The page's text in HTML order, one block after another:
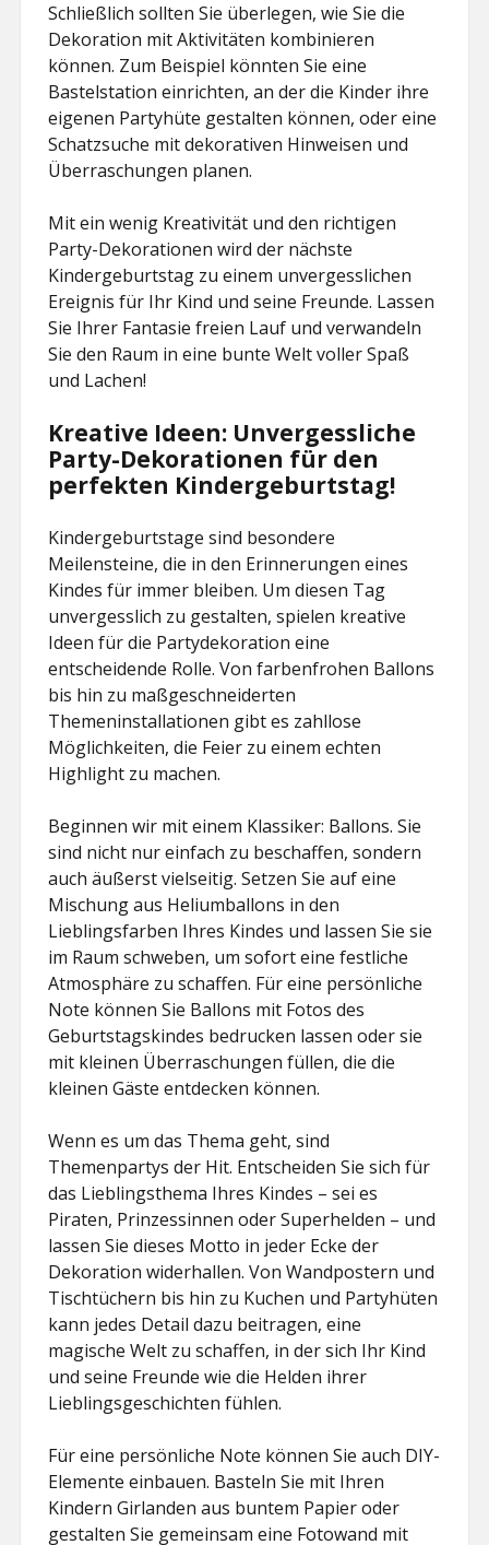
Schließlich sollten Sie überlegen, wie Sie die
Dekoration mit Aktivitäten kombinieren
können. Zum Beispiel könnten Sie eine
Bastelstation einrichten, an der die Kinder ihre
eigenen Partyhüte gestalten können, oder eine
Schatzsuche mit dekorativen Hinweisen und
Überraschungen planen.
Mit ein wenig Kreativität und den richtigen
Party-Dekorationen wird der nächste
Kindergeburtstag zu einem unvergesslichen
Ereignis für Ihr Kind und seine Freunde. Lassen
Sie Ihrer Fantasie freien Lauf und verwandeln
Sie den Raum in eine bunte Welt voller Spaß
und Lachen!
Kreative Ideen: Unvergessliche
Party-Dekorationen für den
perfekten Kindergeburtstag!
Kindergeburtstage sind besondere
Meilensteine, die in den Erinnerungen eines
Kindes für immer bleiben. Um diesen Tag
unvergesslich zu gestalten, spielen kreative
Ideen für die Partydekoration eine
entscheidende Rolle. Von farbenfrohen Ballons
bis hin zu maßgeschneiderten
Themeninstallationen gibt es zahllose
Möglichkeiten, die Feier zu einem echten
Highlight zu machen.
Beginnen wir mit einem Klassiker: Ballons. Sie
sind nicht nur einfach zu beschaffen, sondern
auch äußerst vielseitig. Setzen Sie auf eine
Mischung aus Heliumballons in den
Lieblingsfarben Ihres Kindes und lassen Sie sie
im Raum schweben, um sofort eine festliche
Atmosphäre zu schaffen. Für eine persönliche
Note können Sie Ballons mit Fotos des
Geburtstagskindes bedrucken lassen oder sie
mit kleinen Überraschungen füllen, die die
kleinen Gäste entdecken können.
Wenn es um das Thema geht, sind
Themenpartys der Hit. Entscheiden Sie sich für
das Lieblingsthema Ihres Kindes – sei es
Piraten, Prinzessinnen oder Superhelden – und
lassen Sie dieses Motto in jeder Ecke der
Dekoration widerhallen. Von Wandpostern und
Tischtüchern bis hin zu Kuchen und Partyhüten
kann jedes Detail dazu beitragen, eine
magische Welt zu schaffen, in der sich Ihr Kind
und seine Freunde wie die Helden ihrer
Lieblingsgeschichten fühlen.
Für eine persönliche Note können Sie auch DIY-
Elemente einbauen. Basteln Sie mit Ihren
Kindern Girlanden aus buntem Papier oder
gestalten Sie gemeinsam eine Fotowand mit